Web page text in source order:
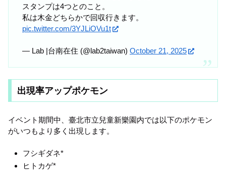
スタンプは4つとのこと。
私は木金どちらかで回収行きます。
pic.twitter.com/3YJLiOVu1t
— Lab |台南在住 (@lab2taiwan) October 21, 2025
出現率アップポケモン
イベント期間中、臺北市立兒童新樂園内では以下のポケモン
がいつもより多く出現します。
フシギダネ*
ヒトカゲ*